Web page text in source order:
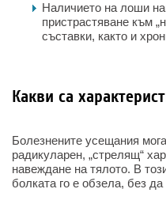
Наличието на лоши
пристрастяване към
съставки, както и
Какви са
Болезнените усещания
радикуларен, „стрелящ“
навеждане на тялото. В
болката го е обзела, без